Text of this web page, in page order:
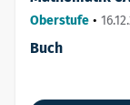
Oberstufe •
Buch